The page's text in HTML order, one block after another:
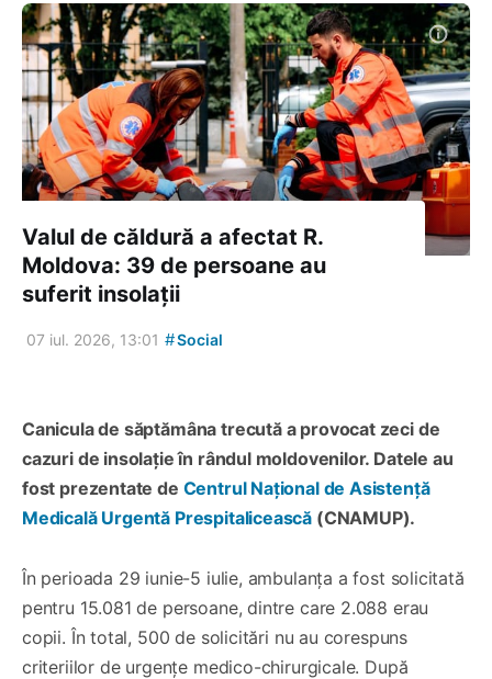
Valul de căldură a afectat R.
Moldova: 39 de persoane au
suferit insolații
07 iul. 2026, 13:01 #Social
Canicula de săptămâna trecută a provocat zeci de
cazuri de insolație în rândul moldovenilor. Datele au
fost prezentate de Centrul Național de Asistență
Medicală Urgentă Prespitalicească (CNAMUP).
În perioada 29 iunie-5 iulie, ambulanța a fost solicitată
pentru 15.081 de persoane, dintre care 2.088 erau
copii. În total, 500 de solicitări nu au corespuns
criteriilor de urgențe medico-chirurgicale. După